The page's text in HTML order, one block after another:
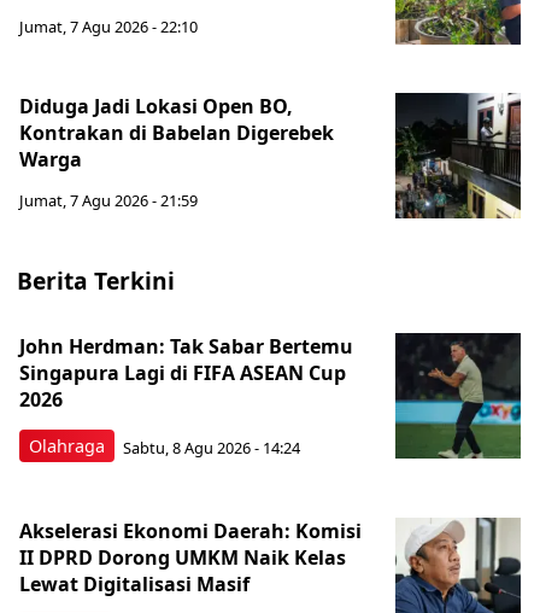
Jumat, 7 Agu 2026 - 22:10
Diduga Jadi Lokasi Open BO,
Kontrakan di Babelan Digerebek
Warga
Jumat, 7 Agu 2026 - 21:59
Berita Terkini
Olahraga
John Herdman: Tak Sabar Bertemu
Singapura Lagi di FIFA ASEAN Cup
2026
Sabtu, 8 Agu 2026 - 14:24
Akselerasi Ekonomi Daerah: Komisi
II DPRD Dorong UMKM Naik Kelas
Lewat Digitalisasi Masif